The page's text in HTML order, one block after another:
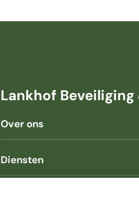
Lankhof Beveiliging
Over ons
Diensten